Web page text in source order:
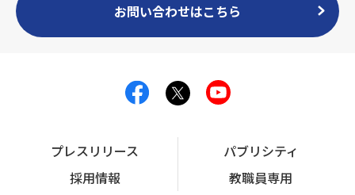
お問い合わせはこちら
プレスリリース
パブリシティ
採用情報
教職員専用